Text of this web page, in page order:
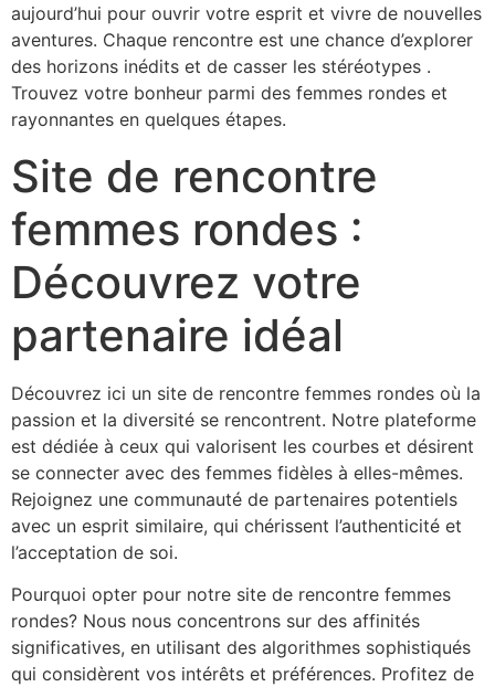
aujourd’hui pour ouvrir votre esprit et vivre de nouvelles
aventures. Chaque rencontre est une chance d’explorer
des horizons inédits et de casser les stéréotypes .
Trouvez votre bonheur parmi des femmes rondes et
rayonnantes en quelques étapes.
Site de rencontre
femmes rondes :
Découvrez votre
partenaire idéal
Découvrez ici un site de rencontre femmes rondes où la
passion et la diversité se rencontrent. Notre plateforme
est dédiée à ceux qui valorisent les courbes et désirent
se connecter avec des femmes fidèles à elles-mêmes.
Rejoignez une communauté de partenaires potentiels
avec un esprit similaire, qui chérissent l’authenticité et
l’acceptation de soi.
Pourquoi opter pour notre site de rencontre femmes
rondes? Nous nous concentrons sur des affinités
significatives, en utilisant des algorithmes sophistiqués
qui considèrent vos intérêts et préférences. Profitez de